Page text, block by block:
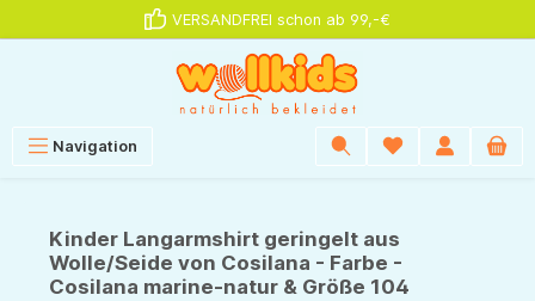
VERSANDFREI schon ab 99,-€
Navigation
Kinder Langarmshirt geringelt aus
Wolle/Seide von Cosilana - Farbe -
Cosilana marine-natur & Größe 104